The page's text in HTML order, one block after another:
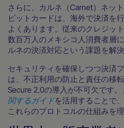
さらに、カルネ（Carnet）ネッ
ビットカードは、海外で決済を
よくあります。従来のクレジッ
数百万人のメキシコ人消費者層
ルネの決済対応という課題を解
セキュリティを確保しつつ決済
は、不正利用の防止と責任の移
Secure 2.0の導入が不可欠です。
関するガイドを活用することで
これらのプロトコルの仕組みを